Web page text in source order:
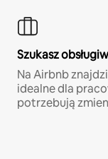
Szukasz
Na Airbnb
idealne dla
potrzebują